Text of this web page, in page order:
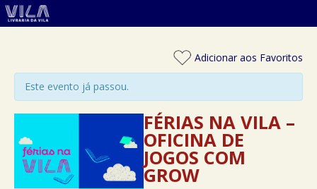
Adicionar aos Favoritos
Este evento já passou.
FÉRIAS NA VILA –
OFICINA DE
JOGOS COM
GROW